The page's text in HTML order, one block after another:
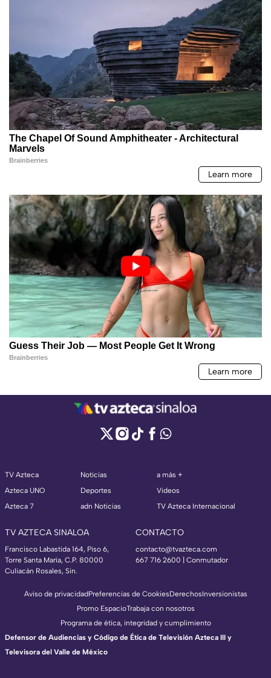
TV Azteca
Azteca UNO
Azteca 7
Noticias
Deportes
adn Noticias
a más +
Videos
TV Azteca Internacional
TV AZTECA SINALOA
Francisco Labastida 164, Piso 6,
Torre Santa María, C.P. 80000
Culiacán Rosales, Sin.
CONTACTO
contacto@tvazteca.com
667 716 2600 | Conmutador
Aviso de privacidadPreferencias de CookiesDerechosInversionistas
Promo EspacioTrabaja con nosotros
Programa de ética, integridad y cumplimiento
Defensor de Audiencias y Código de Ética de Televisión Azteca III y
Televisora del Valle de México